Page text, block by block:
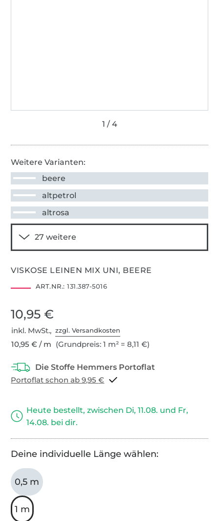
Weitere Varianten:
beere
altpetrol
altrosa
VISKOSE LEINEN MIX UNI, BEERE
ART.NR.: 131.387-5016
10,95 €
inkl. MwSt.,zzgl. Versandkosten
10,95 € / m (Grundpreis: 1 m² = 8,11 €)
Portoflat schon ab 9,95 €
Heute bestellt, zwischen Di, 11.08. und Fr,
14.08. bei dir.
Deine individuelle Länge wählen:
0,5 m
1 m